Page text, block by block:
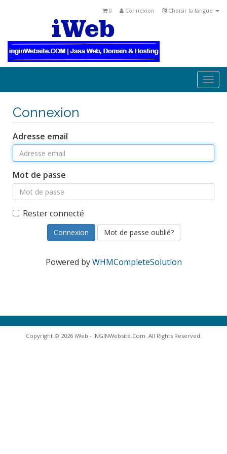
Choisir la langue
Connexion
0
Connexion
Adresse email
Mot de passe
Rester connecté
Mot de passe oublié?
Powered byWHMCompleteSolution
Copyright © 2026 iWeb - INGINWebsite.Com. All Rights Reserved.